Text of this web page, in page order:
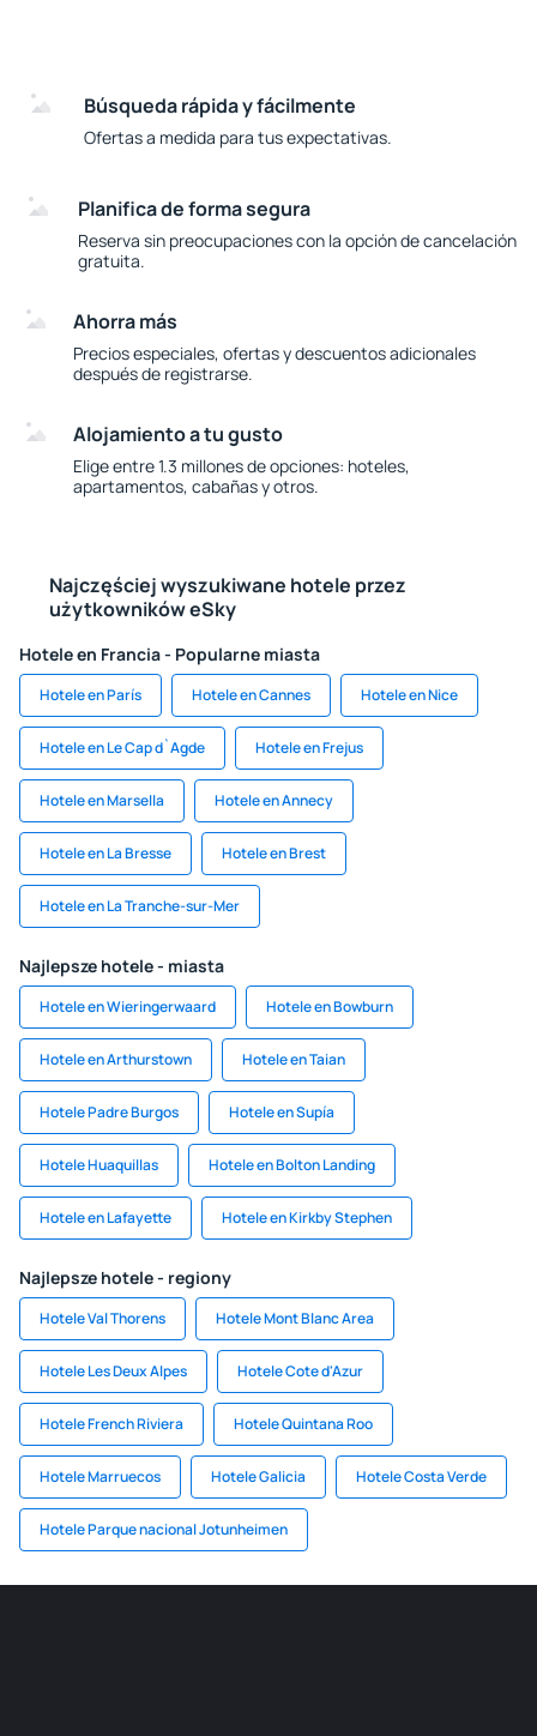
Búsqueda rápida y fácilmente
Ofertas a medida para tus expectativas.
Planifica de forma segura
Reserva sin preocupaciones con la opción de cancelación
gratuita.
Ahorra más
Precios especiales, ofertas y descuentos adicionales
después de registrarse.
Alojamiento a tu gusto
Elige entre 1.3 millones de opciones: hoteles,
apartamentos, cabañas y otros.
Najczęściej wyszukiwane hotele przez
użytkowników eSky
Hotele en Francia - Popularne miasta
Hotele en París Hotele en Cannes Hotele en Nice
Hotele en Le Cap d`Agde Hotele en Frejus
Hotele en Marsella Hotele en Annecy
Hotele en La Bresse Hotele en Brest
Hotele en La Tranche-sur-Mer
Najlepsze hotele - miasta
Hotele en Wieringerwaard Hotele en Bowburn
Hotele en Arthurstown Hotele en Taian
Hotele Padre Burgos Hotele en Supía
Hotele Huaquillas Hotele en Bolton Landing
Hotele en Lafayette Hotele en Kirkby Stephen
Najlepsze hotele - regiony
Hotele Val Thorens Hotele Mont Blanc Area
Hotele Les Deux Alpes Hotele Cote d'Azur
Hotele French Riviera Hotele Quintana Roo
Hotele Marruecos Hotele Galicia Hotele Costa Verde
Hotele Parque nacional Jotunheimen